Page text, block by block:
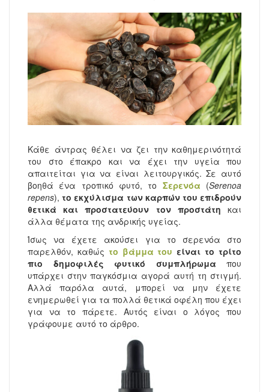
Αιθέρια Έλαια Divinum
Vegan Τρόφιμα
Αλεύρια
Ξηροί Καρποί
Όσπρια / Ζυμαρικά
Δημητριακά
Αλείμματα Spreads
Μπαχαρικά
Ροφήματα
Snacks
Αρτοσκευάσματα
Ντελικατέσεν
Νιφάδες & Σπόροι Δημητριακών
Περιποίηση Προσώπου
Περιποίηση Μαλλιών / Γενειάδας
Ανθόνερα
ΣΥΜΠΛΗΡΏΜΑΤΑ
BLOG
Κάθε άντρας θέλει να ζει την καθημερινότητά
του στο έπακρο και να έχει την υγεία που
απαιτείται για να είναι λειτουργικός. Σε αυτό
βοηθά ένα τροπικό φυτό, το Σερενόα (Serenoa
repens),το εκχύλισμα των καρπών του επιδρούν
θετικά και προστατεύουν τον προστάτη και
άλλα θέματα της ανδρικής υγείας.
Ίσως να έχετε ακούσει για το σερενόα στο
παρελθόν, καθώς το βάμμα του είναι το τρίτο
πιο δημοφιλές φυτικό συμπλήρωμα που
υπάρχει στην παγκόσμια αγορά αυτή τη στιγμή.
Αλλά παρόλα αυτά, μπορεί να μην έχετε
ενημερωθεί για τα πολλά θετικά οφέλη που έχει
για να το πάρετε. Αυτός είναι ο λόγος που
γράφουμε αυτό το άρθρο.